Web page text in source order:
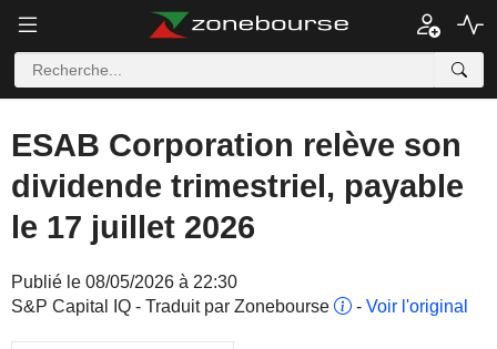
ESAB Corporation relève son
dividende trimestriel, payable
le 17 juillet 2026
Publié le 08/05/2026 à 22:30
S&P Capital IQ - Traduit par Zonebourse
- Voir l'original